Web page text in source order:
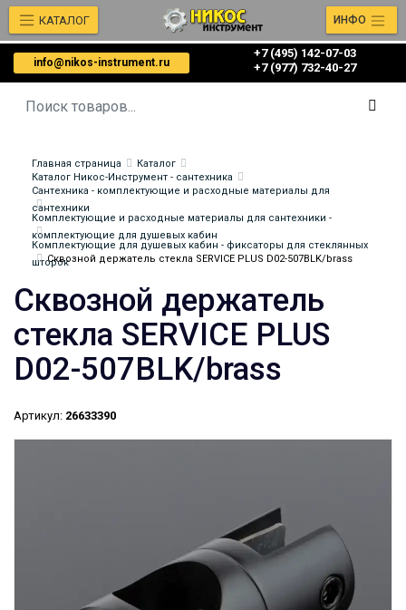
info@nikos-instrument.ru
+7 (495) 142-07-03
‎‎+7 (977) 732-40-27
КАТАЛОГ ИНФО
Главная страница
Каталог
Каталог Никос-Инструмент - сантехника
Сантехника - комплектующие и расходные материалы для
сантехники
Комплектующие и расходные материалы для сантехники -
комплектующие для душевых кабин
Комплектующие для душевых кабин - фиксаторы для стеклянных
шторок
Сквозной держатель стекла SERVICE PLUS D02-507BLK/brass
Сквозной держатель
стекла SERVICE PLUS
D02-507BLK/brass
Артикул: 26633390